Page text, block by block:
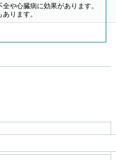
や心臓病に効果があります。
ります。
利グッズ